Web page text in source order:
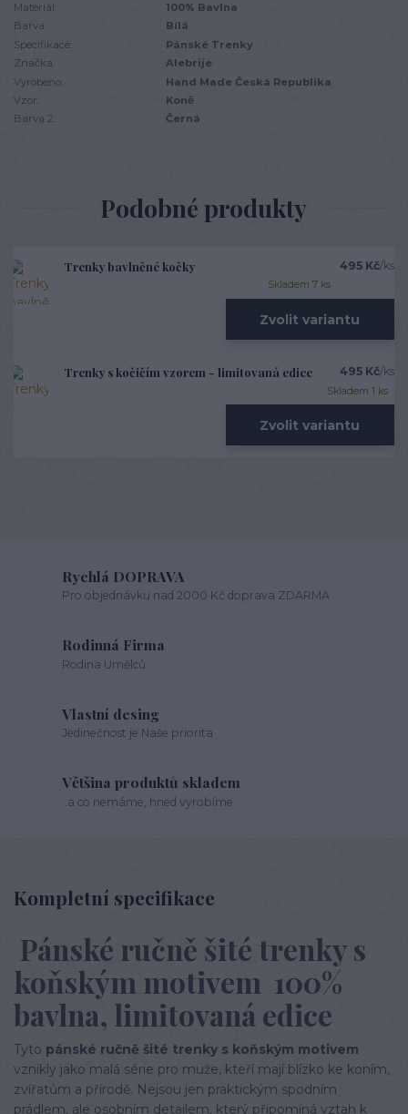
Materiál:
100% Bavlna
Barva:
Bílá
Specifikace:
Pánské Trenky
Značka:
Alebrije
Vyrobeno:
Hand Made Česká Republika
Vzor:
Koně
Barva 2:
Černá
Podobné produkty
Trenky bavlněné kočky 495 Kč/ks
Skladem 7 ks
Zvolit variantu
Trenky s kočičím vzorem - limitovaná edice 495 Kč/ks
Skladem 1 ks
Zvolit variantu
Rychlá DOPRAVA
Pro objednávku nad 2000 Kč doprava ZDARMA
Rodinná Firma
Rodina Umělců
Vlastní desing
Jedinečnost je Naše priorita
Většina produktů skladem
..a co nemáme, hned vyrobíme
Kompletní specifikace
Pánské ručně šité trenky s
koňským motivem 100%
bavlna, limitovaná edice
Tyto pánské ručně šité trenky s koňským motivem
vznikly jako malá série pro muže, kteří mají blízko ke koním,
zvířatům a přírodě. Nejsou jen praktickým spodním
prádlem, ale osobním detailem, který připomíná vztah k